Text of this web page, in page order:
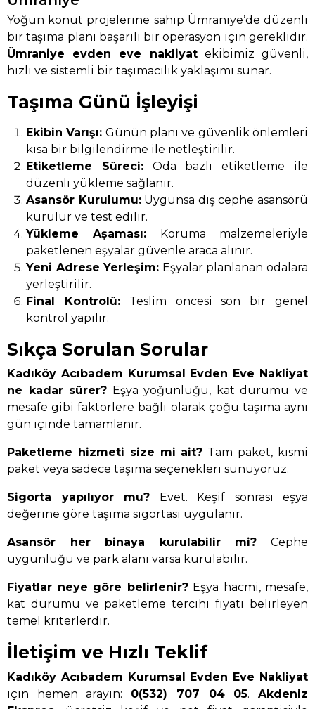
Yoğun konut projelerine sahip Ümraniye’de düzenli
bir taşıma planı başarılı bir operasyon için gereklidir.
Ümraniye evden eve nakliyatekibimiz güvenli,
hızlı ve sistemli bir taşımacılık yaklaşımı sunar.
Taşıma Günü İşleyişi
Ekibin Varışı: Günün planı ve güvenlik önlemleri
kısa bir bilgilendirme ile netleştirilir.
Etiketleme Süreci:Oda bazlı etiketleme ile
düzenli yükleme sağlanır.
Asansör Kurulumu:Uygunsa dış cephe asansörü
kurulur ve test edilir.
Yükleme Aşaması: Koruma malzemeleriyle
paketlenen eşyalar güvenle araca alınır.
Yeni Adrese Yerleşim: Eşyalar planlanan odalara
yerleştirilir.
Final Kontrolü: Teslim öncesi son bir genel
kontrol yapılır.
Sıkça Sorulan Sorular
Kadıköy Acıbadem Kurumsal Evden Eve Nakliyat
ne kadar sürer? Eşya yoğunluğu, kat durumu ve
mesafe gibi faktörlere bağlı olarak çoğu taşıma aynı
gün içinde tamamlanır.
Paketleme hizmeti size mi ait? Tam paket, kısmi
paket veya sadece taşıma seçenekleri sunuyoruz.
Sigorta yapılıyor mu? Evet. Keşif sonrası eşya
değerine göre taşıma sigortası uygulanır.
Asansör her binaya kurulabilir mi? Cephe
uygunluğu ve park alanı varsa kurulabilir.
Fiyatlar neye göre belirlenir?Eşya hacmi, mesafe,
kat durumu ve paketleme tercihi fiyatı belirleyen
temel kriterlerdir.
İletişim ve Hızlı Teklif
Kadıköy Acıbadem Kurumsal Evden Eve Nakliyat
için hemen arayın: 0(532) 707 04 05.Akdeniz